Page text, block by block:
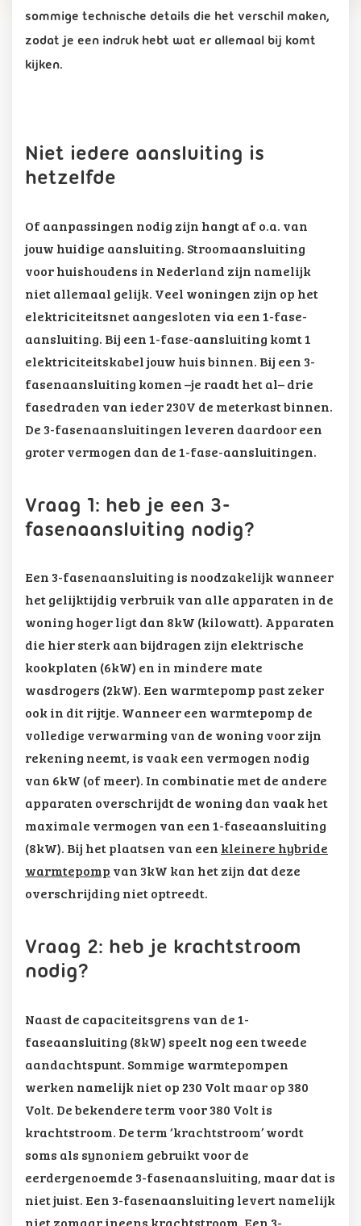
sommige technische details die het verschil maken,
zodat je een indruk hebt wat er allemaal bij komt
kijken.
Niet iedere aansluiting is
hetzelfde
Of aanpassingen nodig zijn hangt af o.a. van
jouw huidige aansluiting. Stroomaansluiting
voor huishoudens in Nederland zijn namelijk
niet allemaal gelijk. Veel woningen zijn op het
elektriciteitsnet aangesloten via een 1-fase-
aansluiting. Bij een 1-fase-aansluiting komt 1
elektriciteitskabel jouw huis binnen. Bij een 3-
fasenaansluiting komen –je raadt het al– drie
fasedraden van ieder 230V de meterkast binnen.
De 3-fasenaansluitingen leveren daardoor een
groter vermogen dan de 1-fase-aansluitingen.
Vraag 1: heb je een 3-
fasenaansluiting nodig?
Een 3-fasenaansluiting is noodzakelijk wanneer
het gelijktijdig verbruik van alle apparaten in de
woning hoger ligt dan 8kW (kilowatt). Apparaten
die hier sterk aan bijdragen zijn elektrische
kookplaten (6kW) en in mindere mate
wasdrogers (2kW). Een warmtepomp past zeker
ook in dit rijtje. Wanneer een warmtepomp de
volledige verwarming van de woning voor zijn
rekening neemt, is vaak een vermogen nodig
van 6kW (of meer). In combinatie met de andere
apparaten overschrijdt de woning dan vaak het
maximale vermogen van een 1-faseaansluiting
(8kW). Bij het plaatsen van een kleinere hybride
warmtepomp van 3kW kan het zijn dat deze
overschrijding niet optreedt.
Vraag 2: heb je krachtstroom
nodig?
Naast de capaciteitsgrens van de 1-
faseaansluiting (8kW) speelt nog een tweede
aandachtspunt. Sommige warmtepompen
werken namelijk niet op 230 Volt maar op 380
Volt. De bekendere term voor 380 Volt is
krachtstroom. De term ‘krachtstroom’ wordt
soms als synoniem gebruikt voor de
eerdergenoemde 3-fasenaansluiting, maar dat is
niet juist. Een 3-fasenaansluiting levert namelijk
niet zomaar ineens krachtstroom. Een 3-